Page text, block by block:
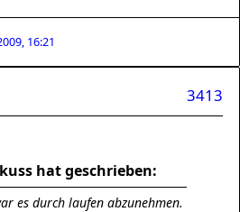
16:21
3413
hat geschrieben:
es durch laufen abzunehmen.